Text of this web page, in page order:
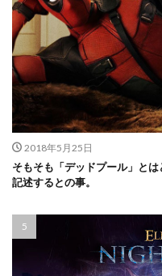
2018年5月25日
そもそも「デッドプール」と
記述するとの事。